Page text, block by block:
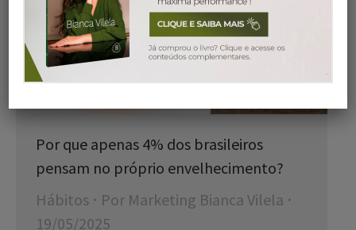
Por que apenas 4% dos brasileiros
pensam no próprio envelhecimento?
Hábitos
Por Marketing Bianca Vilela
19/05/2025